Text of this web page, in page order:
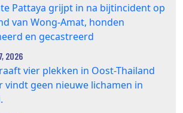
Pattaya grijpt in na bijtincident op
van Wong‑Amat, honden
en gecastreerd
2026
vier plekken in Oost-Thailand
vindt geen nieuwe lichamen in